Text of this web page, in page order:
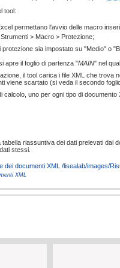
tool:
permettano l'avvio delle macro
> Macro > Protezione;
sia impostato su "Medio" o
apre il foglio di partenza "MAIN" nel
il tool carica i file XML che trova
viene scartato (si veda il secondo
calcolo, uno per ogni tipo di documento
riassuntiva dei dati prelevati dai
stessi.
XML